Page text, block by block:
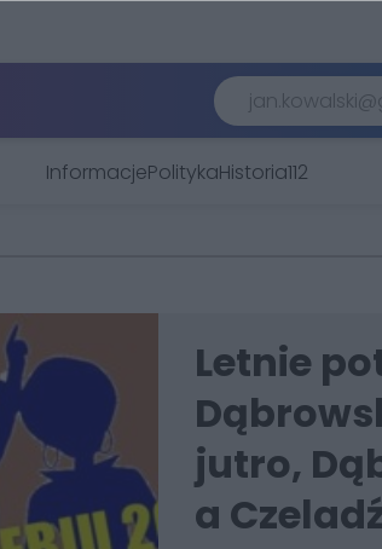
InformacjePolitykaHistoria112
Letnie
jutro,
a